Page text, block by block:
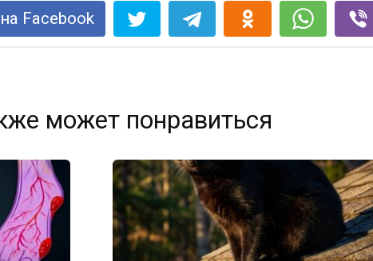
Facebook
может понравиться